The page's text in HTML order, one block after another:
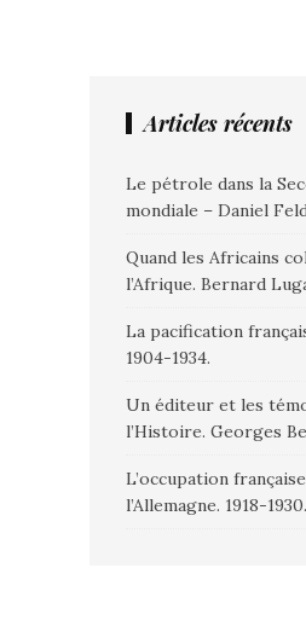
Articles récents
Le pétrole dans la
mondiale – Daniel
Quand les Africains
l’Afrique. Bernard
La pacification
1904-1934.
Un éditeur et les
l’Histoire. Georges
L’occupation
l’Allemagne. 1918-